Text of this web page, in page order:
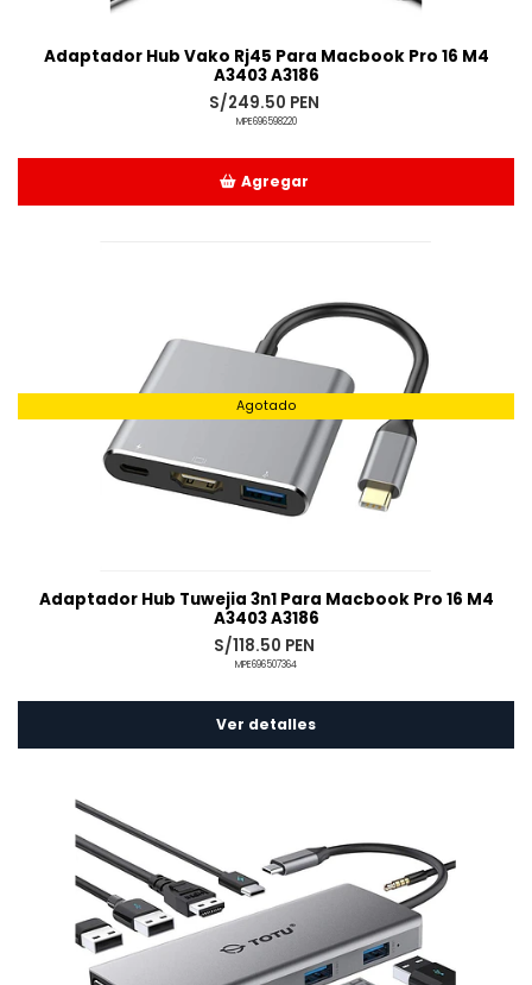
Adaptador Hub Vako Rj45 Para Macbook Pro 16 M4
A3403 A3186
S/249.50 PEN
MPE696598220
Agregar
Agotado
Adaptador Hub Tuwejia 3n1 Para Macbook Pro 16 M4
A3403 A3186
S/118.50 PEN
MPE696507364
Ver detalles